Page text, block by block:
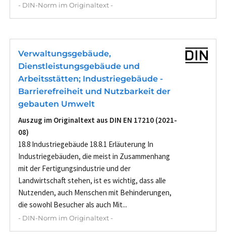
- DIN-Norm im Originaltext -
Verwaltungsgebäude,
Dienstleistungsgebäude und
Arbeitsstätten; Industriegebäude -
Barrierefreiheit und Nutzbarkeit der
gebauten Umwelt
Auszug im Originaltext aus DIN EN 17210 (2021-
08)
18.8 Industriegebäude 18.8.1 Erläuterung In
Industriegebäuden, die meist in Zusammenhang
mit der Fertigungsindustrie und der
Landwirtschaft stehen, ist es wichtig, dass alle
Nutzenden, auch Menschen mit Behinderungen,
die sowohl Besucher als auch Mit...
- DIN-Norm im Originaltext -